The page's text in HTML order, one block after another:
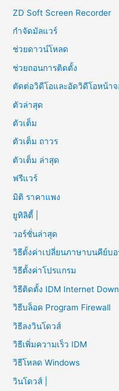
ZD Soft Screen Recorder
กำจัดมัลแวร์
ช่วยดาวน์โหลด
ช่วยถอนการติดตั้ง
ตัดต่อวิดีโอและอัดวิดีโอหน้าจ
ตัวล่าสุด
ตัวเต็ม
ตัวเต็ม ถาวร
ตัวเต็ม ล่าสุด
ฟรีแวร์
มิติ ราคาแพง
ยูทิลิตี้ |
วอร์ชั่นล่าสุด
วิธีตั้งค่าเปลี่ยนภาษาบนคีย์บ
วิธีตั้งค่าโปรแกรม
วิธีติดตั้ง IDM Internet
วิธีบล็อค Program Firewall
วิธีลงวินโดวส์
วิธีเพิ่มความเร็ว IDM
วิธีโหลด Windows
วินโดวส์ |